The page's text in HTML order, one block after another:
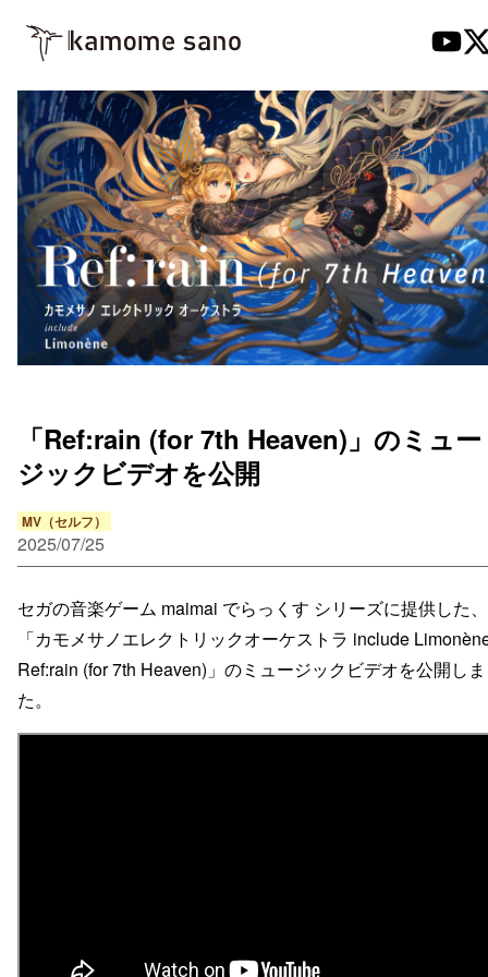
「Ref:rain (for 7th Heaven)」のミュー
ジックビデオを公開
MV（セルフ）
2025/07/25
セガの音楽ゲーム maimai でらっくす シリーズに提供した、
「カモメサノエレクトリックオーケストラ include
Ref:rain (for 7th Heaven)」のミュージックビデオを公開し
た。